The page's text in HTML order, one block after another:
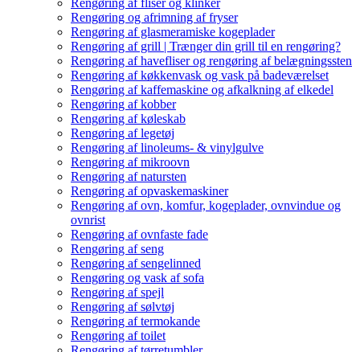
Rengøring og afrimning af fryser
Rengøring af glasmeramiske kogeplader
Rengøring af grill | Trænger din grill til en rengøring?
Rengøring af havefliser og rengøring af belægningssten
Rengøring af køkkenvask og vask på badeværelset
Rengøring af kaffemaskine og afkalkning af elkedel
Rengøring af kobber
Rengøring af køleskab
Rengøring af legetøj
Rengøring af linoleums- & vinylgulve
Rengøring af mikroovn
Rengøring af natursten
Rengøring af opvaskemaskiner
Rengøring af ovn, komfur, kogeplader, ovnvindue og
ovnrist
Rengøring af ovnfaste fade
Rengøring af seng
Rengøring af sengelinned
Rengøring og vask af sofa
Rengøring af spejl
Rengøring af sølvtøj
Rengøring af termokande
Rengøring af toilet